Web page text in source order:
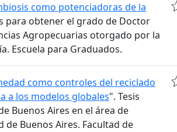
como potenciadoras de la
para obtener el grado de Doctor
Agropecuarias otorgado por la
Escuela para Graduados.
como controles del reciclado
a los modelos globales". Tesis
Buenos Aires en el área de
Buenos Aires. Facultad de